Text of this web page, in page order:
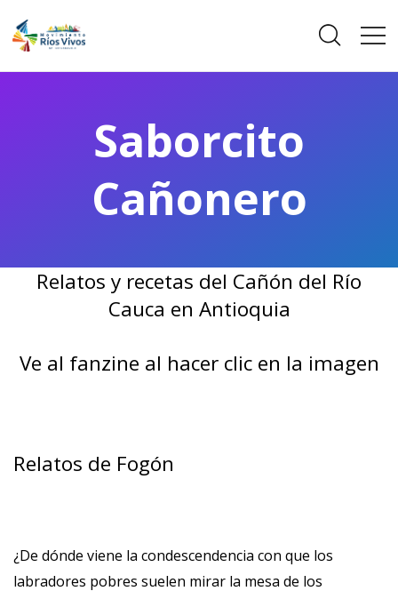
Saborcito
Cañonero
Relatos y recetas del Cañón del Río
Cauca en Antioquia
Ve al fanzine al hacer clic en la imagen
Relatos de Fogón
¿De dónde viene la condescendencia con que los
labradores pobres suelen mirar la mesa de los